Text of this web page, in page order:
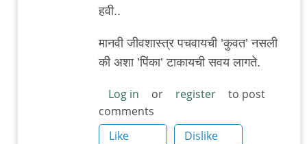
स्वतः
प्रश्न
स्वतः
Rajesh188
हवी..
मानवी जीवशास्त्र पचवायची ’कुवत’ नसली
की अशा ’पिंका’ टाकायची सवय लागते.
Log in or register
to post
comments
Like
Dislike